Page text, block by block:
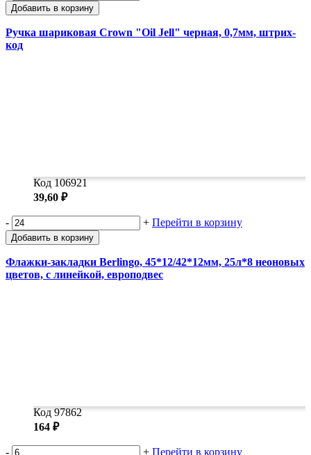
Добавить в корзину
Ручка шариковая Crown "Oil Jell" черная, 0,7мм, штрих-
код
Код 106921
39,60 ₽
- + Перейти в корзину
Добавить в корзину
Флажки-закладки Berlingo, 45*12/42*12мм, 25л*8 неоновых
цветов, с линейкой, европодвес
Код 97862
164 ₽
- + Перейти в корзину